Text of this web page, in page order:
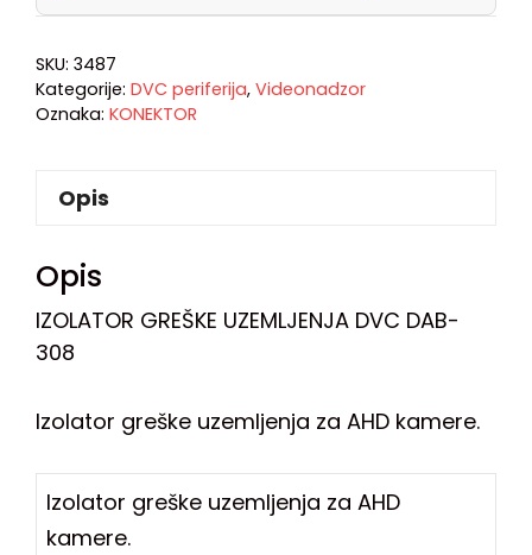
SKU: 3487
Kategorije: DVC periferija, Videonadzor
Oznaka: KONEKTOR
Opis
Opis
IZOLATOR GREŠKE UZEMLJENJA DVC DAB-
308
Izolator greške uzemljenja za AHD kamere.
Izolator greške uzemljenja za AHD
kamere.